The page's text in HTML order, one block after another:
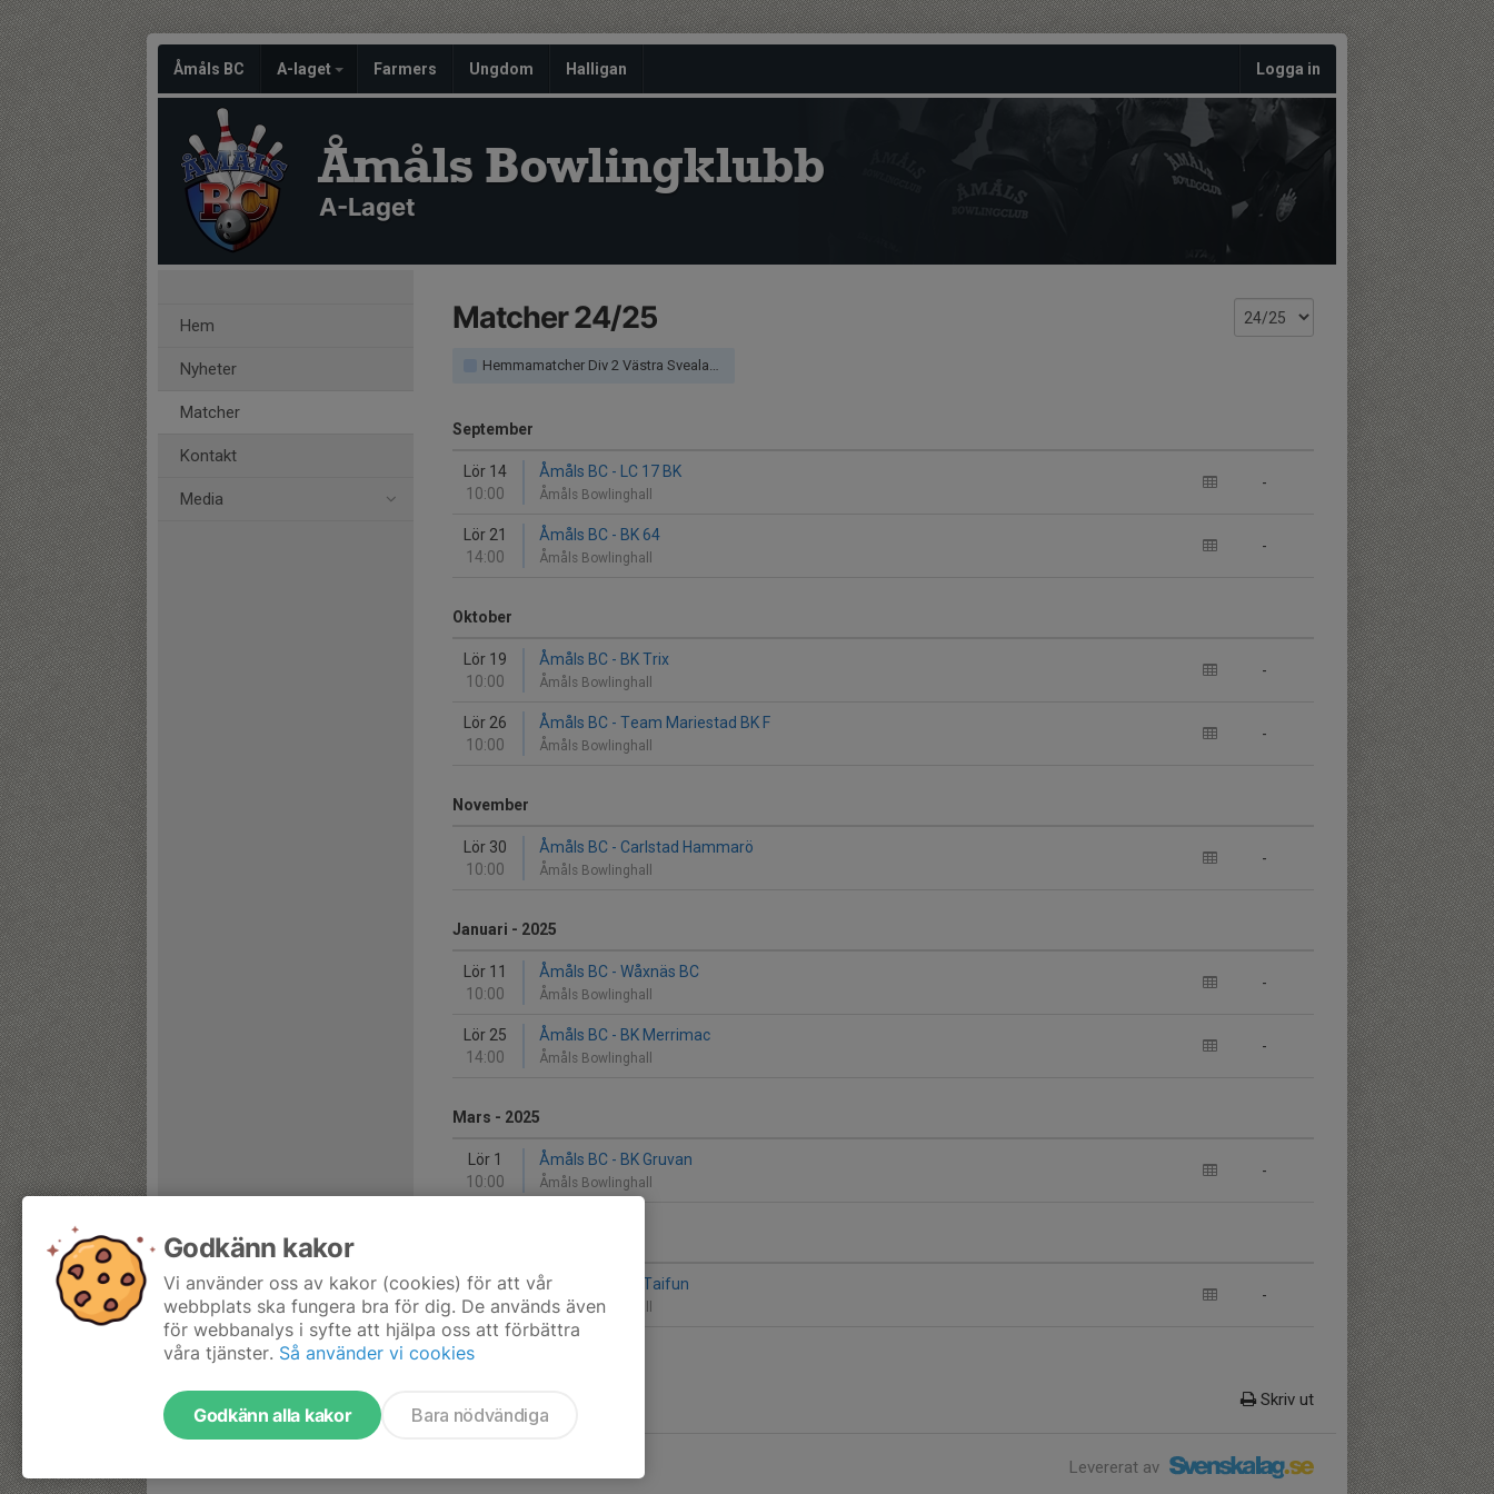
Åmåls BC A-laget Farmers Ungdom Halligan Logga in
Åmåls Bowlingklubb
A-Laget
Hem
Nyheter
Matcher
Kontakt
Media
Matcher 24/25
Hemmamatcher Div 2 Västra Svealand
September
Lör 14
10:00
-
Åmåls BC - LC 17 BK
Åmåls Bowlinghall
Lör 21
14:00
-
Åmåls BC - BK 64
Åmåls Bowlinghall
Oktober
Lör 19
10:00
-
Åmåls BC - BK Trix
Åmåls Bowlinghall
Lör 26
10:00
-
Åmåls BC - Team Mariestad BK F
Åmåls Bowlinghall
November
Lör 30
10:00
-
Åmåls BC - Carlstad Hammarö
Åmåls Bowlinghall
Januari - 2025
Lör 11
10:00
-
Åmåls BC - Wåxnäs BC
Åmåls Bowlinghall
Lör 25
14:00
-
Åmåls BC - BK Merrimac
Åmåls Bowlinghall
Mars - 2025
Lör 1
10:00
-
Åmåls BC - BK Gruvan
Åmåls Bowlinghall
Lör 12
15:40
-
Åmåls BC - BK Taifun
Åmåls Bowlinghall
Skriv ut
Levererat av
Godkänn kakor
Vi använder oss av kakor (cookies) för att vår
webbplats ska fungera bra för dig. De används även
för webbanalys i syfte att hjälpa oss att förbättra
våra tjänster. Så använder vi cookies
Godkänn alla kakor Bara nödvändiga